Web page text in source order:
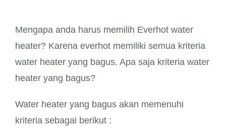
Mengapa anda harus memilih Everhot water
heater? Karena everhot memiliki semua kriteria
water heater yang bagus. Apa saja kriteria water
heater yang bagus?
Water heater yang bagus akan memenuhi
kriteria sebagai berikut :